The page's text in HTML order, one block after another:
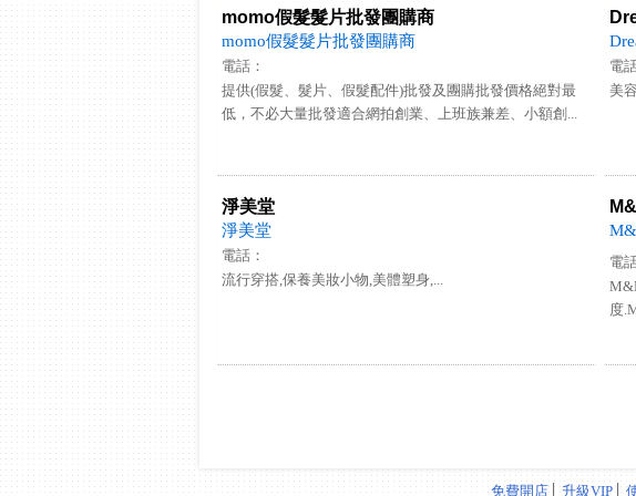
momo假髮髮片批發團購商
momo假髮髮片批發團購商
電話：
提供(假髮、髮片、假髮配件)批發及團購批發價格絕對最
低，不必大量批發適合網拍創業、上班族兼差、小額創...
電
美
淨美堂
淨美堂
電話：
流行穿搭,保養美妝小物,美體塑身,...
電
度
免費開店│升級VIP│